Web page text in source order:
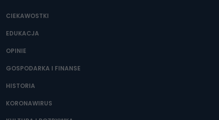
CIEKAWOSTKI
EDUKACJA
OPINIE
GOSPODARKA I FINANSE
HISTORIA
KORONAWIRUS